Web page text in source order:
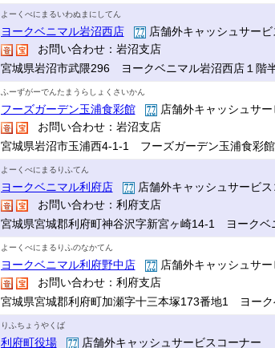
よーくべにまるいわぬまにしてん
ヨークベニマル岩沼西店
店舗外キャッシュサー
お問い合わせ：岩沼支店
宮城県岩沼市武隈296 ヨークベニマル岩沼西店１階
ふーずがーでんたまうらしょくさいかん
フーズガーデン玉浦食彩館
店舗外キャッシュサ
お問い合わせ：岩沼支店
宮城県岩沼市玉浦西4-1-1 フーズガーデン玉浦食彩
よーくべにまるりふてん
ヨークベニマル利府店
店舗外キャッシュサービ
お問い合わせ：利府支店
宮城県宮城郡利府町神谷沢字新宮ヶ崎14-1 ヨークベ
よーくべにまるりふのなかてん
ヨークベニマル利府野中店
店舗外キャッシュサ
お問い合わせ：利府支店
宮城県宮城郡利府町加瀬字十三本塚173番地1 ヨー
りふちょうやくば
利府町役場 店舗外キャッシュサービスコーナー